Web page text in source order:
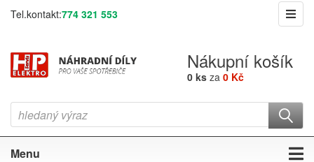
Tel.kontakt:774 321 553
Nákupní košík
0 ks za 0 Kč
Menu